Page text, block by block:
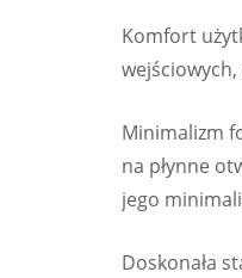
Komfort
Minimalizm
na płynne
jego
Doskonała